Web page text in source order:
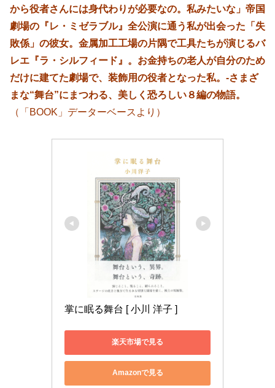
から役者さんには身代わりが必要なの。私みたいな」帝国
劇場の『レ・ミゼラブル』全公演に通う私が出会った「失
敗係」の彼女。金属加工工場の片隅で工具たちが演じるバ
レエ『ラ・シルフィード』。お金持ちの老人が自分のため
だけに建てた劇場で、装飾用の役者となった私。-さまざ
まな“舞台”にまつわる、美しく恐ろしい８編の物語。
（「BOOK」データーベースより）
掌に眠る舞台 [ 小川 洋子 ]
楽天市場で見る
Amazonで見る